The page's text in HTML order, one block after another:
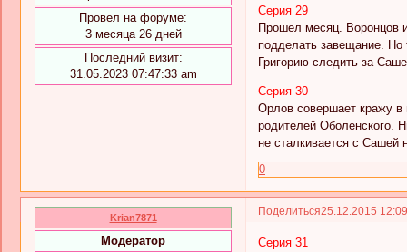
Провел на форуме:
3 месяца 26 дней
Последний визит:
31.05.2023 07:47:33 am
Серия 29
Прошел месяц. Воронцов
подделать завещание. Но
Григорию следить за
Серия 30
Орлов совершает кражу в
родителей Оболенского.
не сталкивается с Сашей
0
Поделиться25.12.2015
Krian7871
Модератор
Серия 31